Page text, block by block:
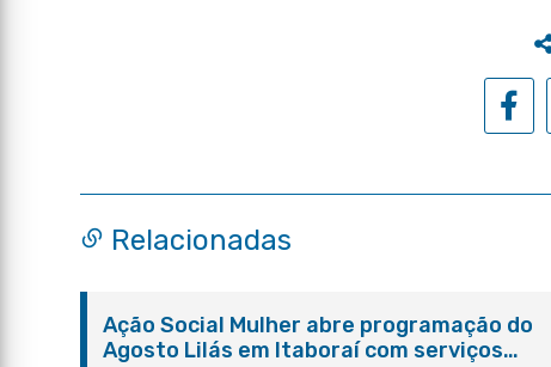
Relacionadas
Ação Social Mulher abre programação do
Agosto Lilás em Itaboraí com serviços